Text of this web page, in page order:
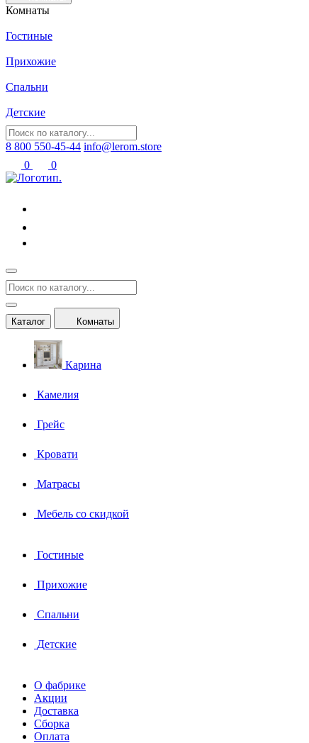
Комнаты
Гостиные
Прихожие
Спальни
Детские
8 800 550-45-44 info@lerom.store
0
0
Каталог Комнаты
Карина
Камелия
Грейс
Кровати
Матрасы
Мебель со скидкой
Гостиные
Прихожие
Спальни
Детские
О фабрике
Акции
Доставка
Сборка
Оплата